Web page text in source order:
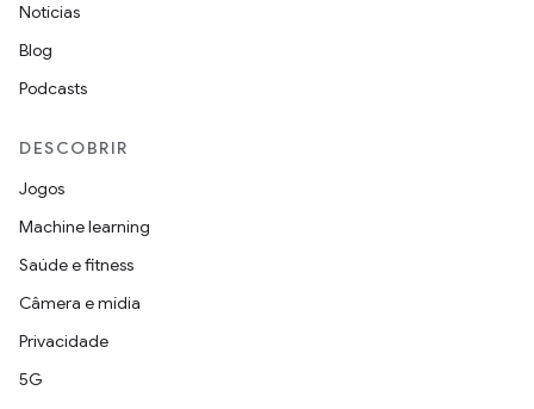
Notícias
Blog
Podcasts
DESCOBRIR
Jogos
Machine learning
Saúde e fitness
Câmera e mídia
Privacidade
5G